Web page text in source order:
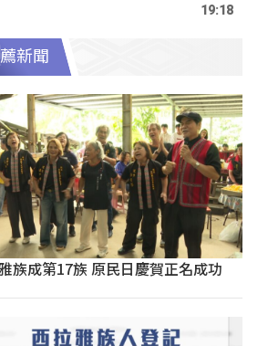
19:18
新聞
族成第17族 原民日慶賀正名成功